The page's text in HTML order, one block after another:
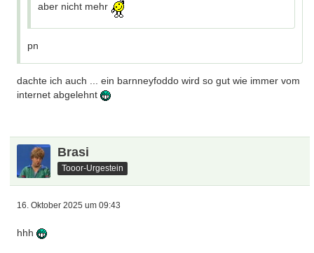
aber nicht mehr
pn
dachte ich auch ... ein barnneyfoddo wird so gut wie immer vom
internet abgelehnt
Brasi
Tooor-Urgestein
16. Oktober 2025 um 09:43
hhh